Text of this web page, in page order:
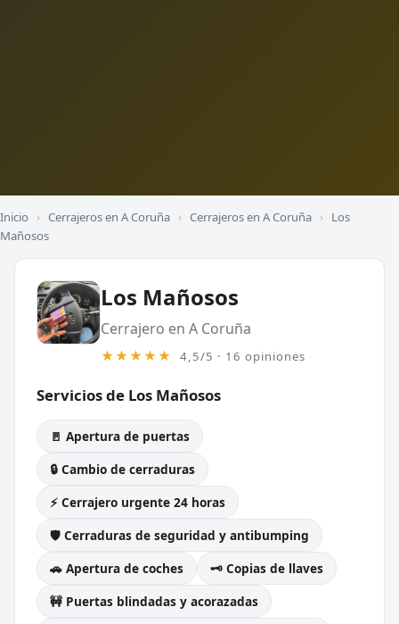
Inicio › Cerrajeros en A Coruña › Cerrajeros en A Coruña › Los
Mañosos
Los Mañosos
Cerrajero en A Coruña
★★★★★ 4,5/5 · 16 opiniones
Servicios de Los Mañosos
🚪 Apertura de puertas
🔒 Cambio de cerraduras
⚡ Cerrajero urgente 24 horas
🛡️ Cerraduras de seguridad y antibumping
🚗 Apertura de coches
🗝️ Copias de llaves
🚧 Puertas blindadas y acorazadas